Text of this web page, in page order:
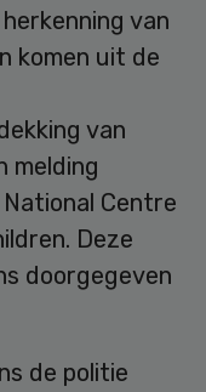
van
komen uit de
van
melding
Centre
Deze
doorgegeven
de politie